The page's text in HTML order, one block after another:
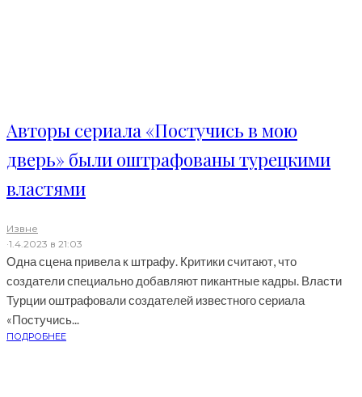
Авторы сериала «Постучись в мою
дверь» были оштрафованы турецкими
властями
Извне
·1.4.2023 в 21:03
Одна сцена привела к штрафу. Критики считают, что
создатели специально добавляют пикантные кадры. Власти
Турции оштрафовали создателей известного сериала
«Постучись...
ПОДРОБНЕЕ